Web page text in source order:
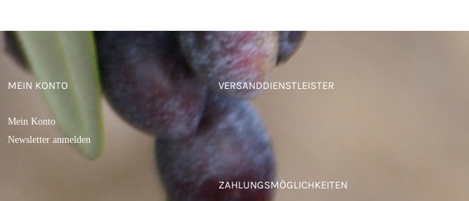
MEIN KONTO
Mein Konto
Newsletter anmelden
VERSANDDIENSTLEISTER
ZAHLUNGSMÖGLICHKEITEN